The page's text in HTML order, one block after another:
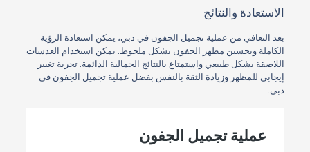
الاستعادة والنتائج
بعد التعافي من عملية تجميل الجفون في دبي، يمكن استعادة الرؤية
الكاملة وتحسين مظهر الجفون بشكل ملحوظ. يمكن استخدام العدسات
اللاصقة بشكل طبيعي واستمتاع بالنتائج الجمالية الدائمة. تجربة تغيير
إيجابي للمظهر وزيادة الثقة بالنفس بفضل عملية تجميل الجفون في
دبي.